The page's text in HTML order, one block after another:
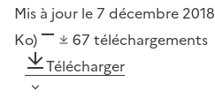
Mis à jour le 7 décembre 2018
Ko)
67 téléchargements
Télécharger